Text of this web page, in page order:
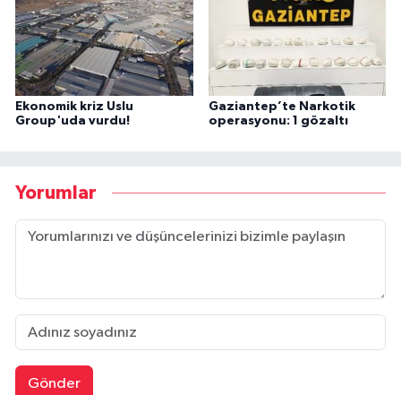
Ekonomik kriz Uslu
Group'uda vurdu!
Gaziantep’te Narkotik
operasyonu: 1 gözaltı
Yorumlar
Gönder